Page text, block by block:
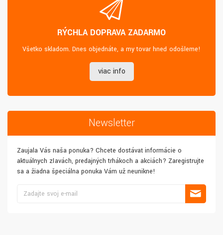
RÝCHLA DOPRAVA ZADARMO
Všetko skladom. Dnes objednáte, a my tovar hneď odošleme!
viac info
Newsletter
Zaujala Vás naša ponuka? Chcete dostávať informácie o
aktuálnych zľavách, predajných trhákoch a akciách? Zaregistrujte
sa a žiadna špeciálna ponuka Vám už neunikne!